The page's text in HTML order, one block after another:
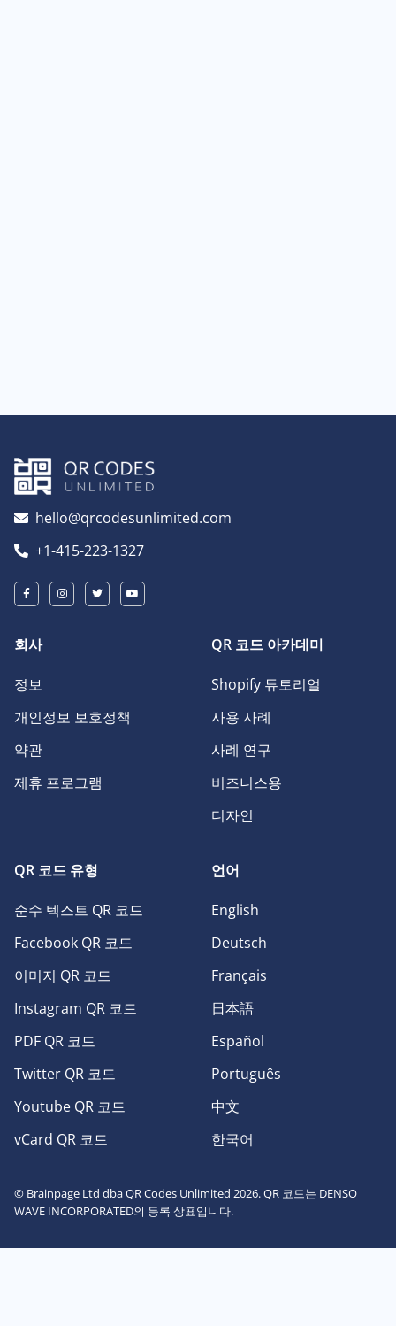
hello@qrcodesunlimited.com
+1-415-223-1327
회사
정보
개인정보 보호정책
약관
제휴 프로그램
QR 코드 아카데미
Shopify 튜토리얼
사용 사례
사례 연구
비즈니스용
디자인
QR 코드 유형
순수 텍스트 QR 코드
Facebook QR 코드
이미지 QR 코드
Instagram QR 코드
PDF QR 코드
Twitter QR 코드
Youtube QR 코드
vCard QR 코드
언어
English
Deutsch
Français
日本語
Español
Português
中文
한국어
© Brainpage Ltd dba QR Codes Unlimited 2026. QR 코드는 DENSO
WAVE INCORPORATED의 등록 상표입니다.